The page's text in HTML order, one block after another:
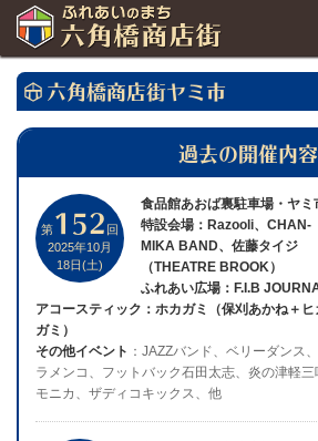
六角橋商店街ヤミ市
過去の開催内容
第152 回
2025年10月
18日(土)
食品館あおば裏駐車場・ヤミ
特設会場：Razooli、CHAN-
MIKA BAND、佐藤タイジ
（THEATRE BROOK）
ふれあい広場：F.I.B
アコースティック：ホカガミ（保刈あかね＋ヒ
ガミ）
その他イベント ：JAZZバンド、ベリーダンス
ラメンコ、フットバック石田太志、炎の津軽
モニカ、ザディコキックス、他